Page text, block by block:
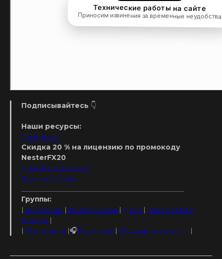
Подписывайтесь 👇
Наши ресурсы:
Tiger-Trade
Скидка 20 % на лицензию по промокоду
NesterFX20
Tiger-Trade Брокер
Брокер Финам
Группы:
|Телеграмм | Крипто-канал | Дзен | ВКОНТАКТЕ
Rutube |
| Платформа |🎧Подкасты | Поддержка канала |